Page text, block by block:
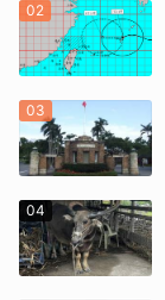
02
03
04